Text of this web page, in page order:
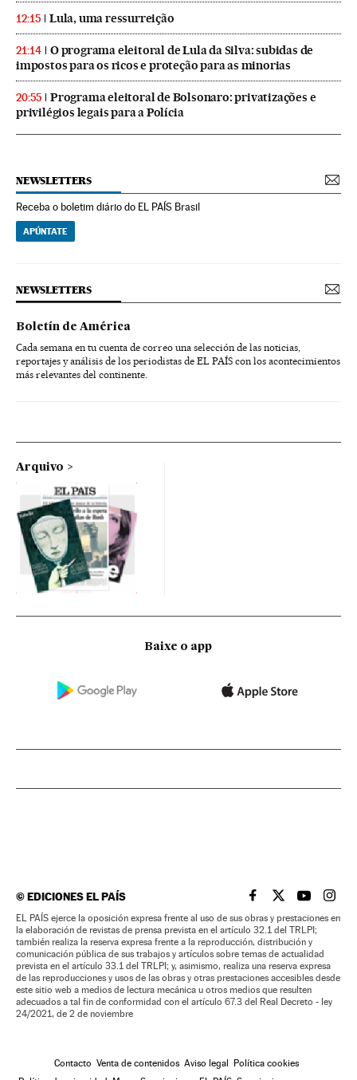
12:15 Lula, uma ressurreição
21:14
O programa eleitoral de Lula da Silva: subidas de
impostos para os ricos e proteção para as minorias
20:55
Programa eleitoral de Bolsonaro: privatizações e
privilégios legais para a Polícia
NEWSLETTERS
Receba o boletim diário do EL PAÍS Brasil
APÚNTATE
NEWSLETTERS
Boletín de América
Cada semana en tu cuenta de correo una selección de las noticias,
reportajes y análisis de los periodistas de EL PAÍS con los acontecimientos
más relevantes del continente.
Arquivo
Baixe o app
©EDICIONES EL PAÍS EL PAÍS BRASIL EN
EL PAÍSEL PAÍS
EL
EL PAÍS ejerce la oposición expresa frente al uso de sus obras y prestaciones en
la elaboración de revistas de prensa prevista en el artículo 32.1 del TRLPI;
también realiza la reserva expresa frente a la reproducción, distribución y
comunicación pública de sus trabajos y artículos sobre temas de actualidad
prevista en el artículo 33.1 del TRLPI; y, asimismo, realiza una reserva expresa
de las reproducciones y usos de las obras y otras prestaciones accesibles desde
este sitio web a medios de lectura mecánica u otros medios que resulten
adecuados a tal fin de conformidad con el artículo 67.3 del Real Decreto - ley
24/2021, de 2 de noviembre
Contacto Venta de contenidos Aviso legal
Política cookies